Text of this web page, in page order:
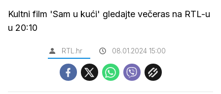
Kultni film 'Sam u kući' gledajte večeras na RTL-u
u 20:10
RTL.hr 08.01.2024 15:00